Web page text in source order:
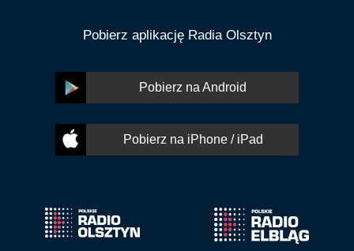
Pobierz aplikację Radia Olsztyn
Pobierz na Android
Pobierz na iPhone / iPad